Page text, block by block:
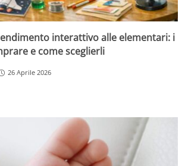
interattivo alle elementari: i
e come sceglierli
26 Aprile 2026